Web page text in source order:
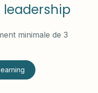
minimale de 3